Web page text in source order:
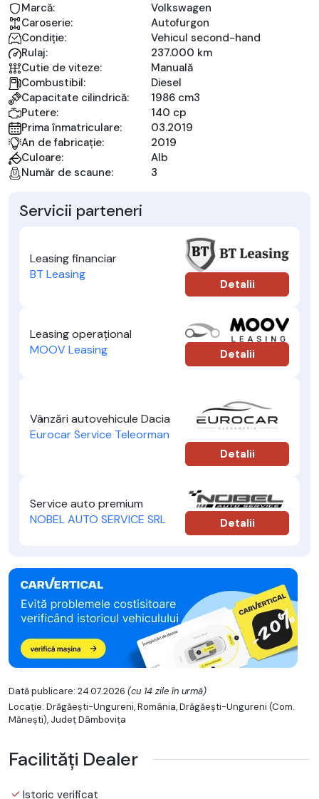
Marcă:
Volkswagen
Caroserie:
Autofurgon
Condiție:
Vehicul second-hand
Rulaj:
237.000 km
Cutie de viteze:
Manuală
Combustibil:
Diesel
Capacitate cilindrică:
1986 cm3
Putere:
140 cp
Prima înmatriculare:
03.2019
An de fabricație:
2019
Culoare:
Alb
Număr de scaune:
3
Servicii parteneri
Leasing financiar
BT Leasing
Detalii
Leasing operațional
MOOV Leasing
Detalii
Vânzări autovehicule Dacia
Eurocar Service Teleorman
Detalii
Service auto premium
NOBEL AUTO SERVICE SRL
Detalii
Dată publicare: 24.07.2026 (cu 14 zile în urmă)
Locație: Drăgăești-Ungureni, România, Drăgăeşti-Ungureni (Com.
Măneşti), Județ Dâmboviţa
Facilități Dealer
Istoric verificat